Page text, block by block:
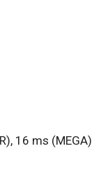
16 ms (MEGA)